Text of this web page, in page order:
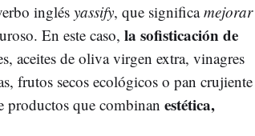
inglésyassify, que significamejorar
En este caso, la sofisticación de
aceites de oliva virgen extra, vinagres
frutos secos ecológicos o pan crujiente
productos que combinan estética,